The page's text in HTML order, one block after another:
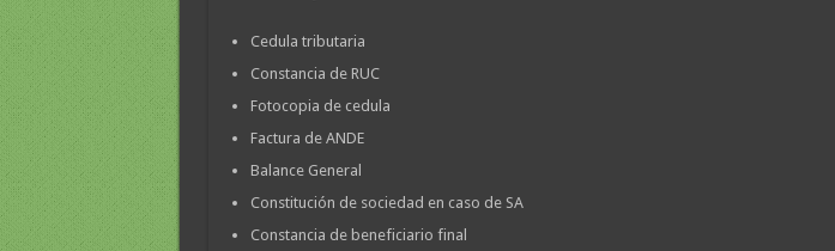
Cedula tributaria
Constancia de RUC
Fotocopia de cedula
Factura de ANDE
Balance General
Constitución de sociedad en caso de SA
Constancia de beneficiario final